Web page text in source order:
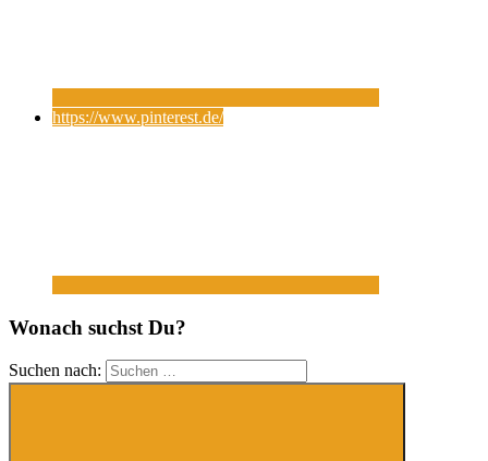
https://www.pinterest.de/
Wonach suchst Du?
Suchen nach: